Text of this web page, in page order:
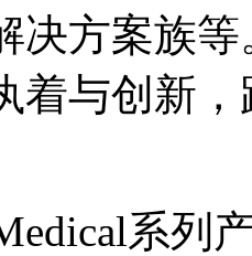
决方案族
着与创新
系列